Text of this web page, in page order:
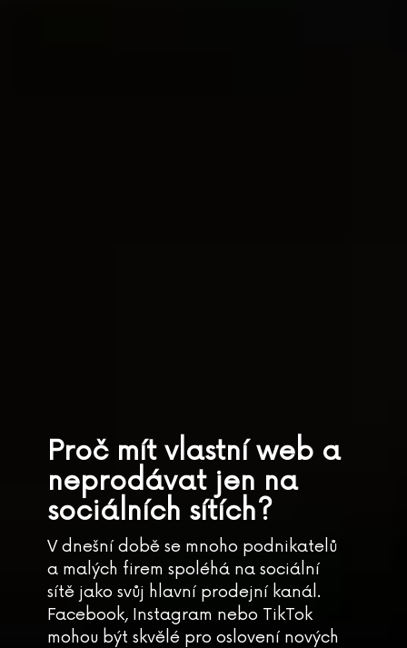
Proč mít vlastní web a
neprodávat jen na
sociálních sítích?
V dnešní době se mnoho podnikatelů
a malých firem spoléhá na sociální
sítě jako svůj hlavní prodejní kanál.
Facebook, Instagram nebo TikTok
mohou být skvělé pro oslovení nových